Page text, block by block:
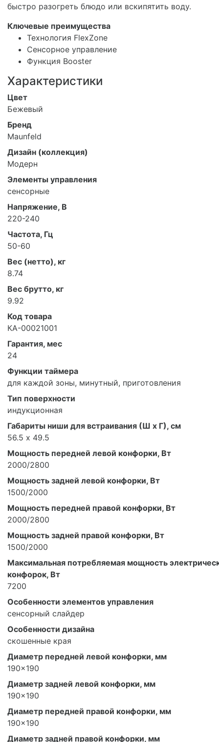
быстро разогреть блюдо или вскипятить воду.
Ключевые преимущества
Технология FlexZone
Сенсорное управление
Функция Booster
Характеристики
Цвет
Бежевый
Бренд
Maunfeld
Дизайн (коллекция)
Модерн
Элементы управления
сенсорные
Напряжение, В
220-240
Частота, Гц
50-60
Вес (нетто), кг
8.74
Вес брутто, кг
9.92
Код товара
КА-00021001
Гарантия, мес
24
Функции таймера
для каждой зоны, минутный, приготовления
Тип поверхности
индукционная
Габариты ниши для встраивания (Ш х Г), см
56.5 х 49.5
Мощность передней левой конфорки, Вт
2000/2800
Мощность задней левой конфорки, Вт
1500/2000
Мощность передней правой конфорки, Вт
2000/2800
Мощность задней правой конфорки, Вт
1500/2000
Максимальная потребляемая мощность
конфорок, Вт
7200
Особенности элементов управления
сенсорный слайдер
Особенности дизайна
скошенные края
Диаметр передней левой конфорки, мм
190x190
Диаметр задней левой конфорки, мм
190x190
Диаметр передней правой конфорки, мм
190x190
Диаметр задней правой конфорки, мм